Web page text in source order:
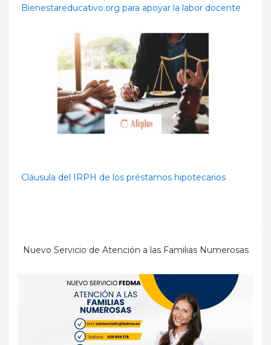
Bienestareducativo.org para apoyar la labor docente
Cláusula del IRPH de los préstamos hipotecarios
Nuevo Servicio de Atención a las Familias Numerosas